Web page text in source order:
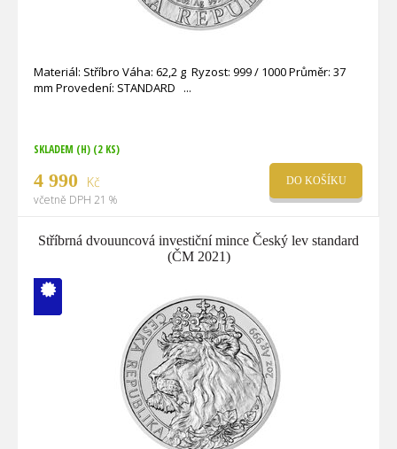
Materiál: Stříbro Váha: 62,2 g Ryzost: 999 / 1000 Průměr: 37
mm Provedení: STANDARD
SKLADEM (H) (2 KS)
4 990 Kč
včetně DPH 21 %
DO KOŠÍKU
Stříbrná dvouuncová investiční mince Český lev standard
(ČM 2021)
V ČM zcela